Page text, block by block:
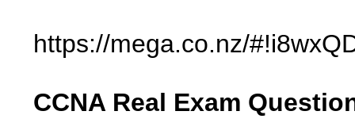
https://mega.co.nz/
CCNA Real Exam